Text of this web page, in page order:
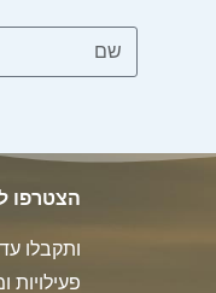
הצטרפו
ותקבלו
פעילויות